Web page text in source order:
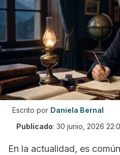
Escrito por Daniela Bernal
Publicado: 30 junio, 2026
En la actualidad, es